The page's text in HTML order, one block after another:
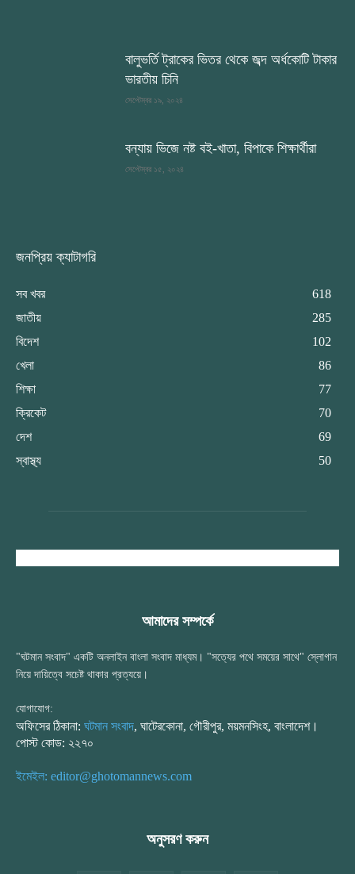
বালুভর্তি ট্রাকের ভিতর থেকে জব্দ অর্ধকোটি টাকার
ভারতীয় চিনি
সেপ্টেম্বর ১৯, ২০২৪
বন্যায় ভিজে নষ্ট বই-খাতা, বিপাকে শিক্ষার্থীরা
সেপ্টেম্বর ১৫, ২০২৪
জনপ্রিয় ক্যাটাগরি
সব খবর
618
জাতীয়
285
বিদেশ
102
খেলা
86
শিক্ষা
77
ক্রিকেট
70
দেশ
69
স্বাস্থ্য
50
আমাদের সম্পর্কে
"ঘটমান সংবাদ" একটি অনলাইন বাংলা সংবাদ মাধ্যম। "সত্যের পথে সময়ের সাথে" স্লোগান
নিয়ে দায়িত্বে সচেষ্ট থাকার প্রত্যয়ে।
যোগাযোগ:
অফিসের ঠিকানা: ঘটমান সংবাদ, ঘাটেরকোনা, গৌরীপুর, ময়মনসিংহ, বাংলাদেশ।
পোস্ট কোড: ২২৭০
ইমেইল: editor@ghotomannews.com
অনুসরণ করুন